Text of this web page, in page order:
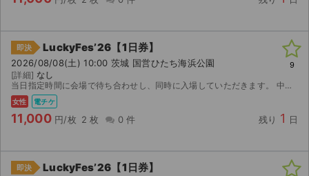
即決 LuckyFes’26【1日券】
2026/08/08(土) 10:00 茨城 国営ひたち海浜公園
[詳細] なし
当日指定時間に会場で待ち合わせし、同時に入場していただきます。 中止以外はいかなる場合も返金不可です。
女性 電チケ
11,000 円/枚 2 枚 0 件 残り 1 日
9
即決 LuckyFes’26【1日券】